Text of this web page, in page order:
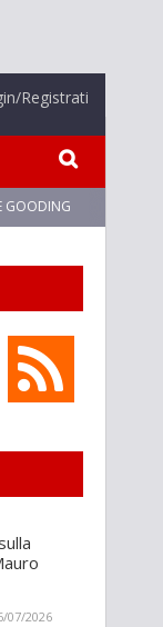
Registrati
GOODING
07/2026